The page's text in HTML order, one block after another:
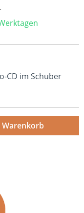
CD im Schuber
Warenkorb